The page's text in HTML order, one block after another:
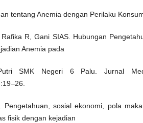
tentang Anemia dengan Perilaku
R, Gani SIAS. Hubungan
Anemia pada
SMK Negeri 6 Palu. Jurnal
Pengetahuan, sosial ekonomi, pola
fisik dengan kejadian